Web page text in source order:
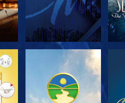
СМОТРЕТЬ
ПЕРЕДАЧИ